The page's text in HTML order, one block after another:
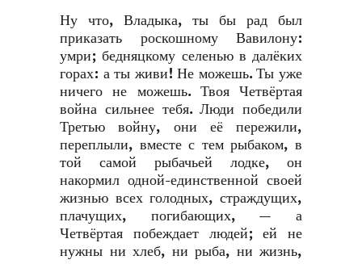
Ну что, Владыка, ты бы рад был
приказать роскошному Вавилону:
умри; бедняцкому селенью в далёких
горах: а ты живи! Не можешь. Ты уже
ничего не можешь. Твоя Четвёртая
война сильнее тебя. Люди победили
Третью войну, они её пережили,
переплыли, вместе с тем рыбаком, в
той самой рыбачьей лодке, он
накормил одной-единственной своей
жизнью всех голодных, страждущих,
плачущих, погибающих, — а
Четвёртая побеждает людей; ей не
нужны ни хлеб, ни рыба, ни жизнь,